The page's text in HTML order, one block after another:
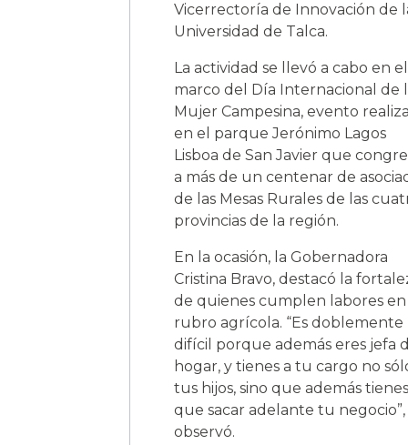
Vicerrectoría de Innovación de
Universidad de Talca.
La actividad se llevó a cabo en el
marco del Día Internacional de
Mujer Campesina, evento
en el parque Jerónimo Lagos
Lisboa de San Javier que
a más de un centenar de
de las Mesas Rurales de las
provincias de la región.
En la ocasión, la Gobernadora
Cristina Bravo, destacó la
de quienes cumplen labores
rubro agrícola. “Es doblemente
difícil porque además eres jefa
hogar, y tienes a tu cargo no
tus hijos, sino que además tienes
que sacar adelante tu negocio”,
observó.